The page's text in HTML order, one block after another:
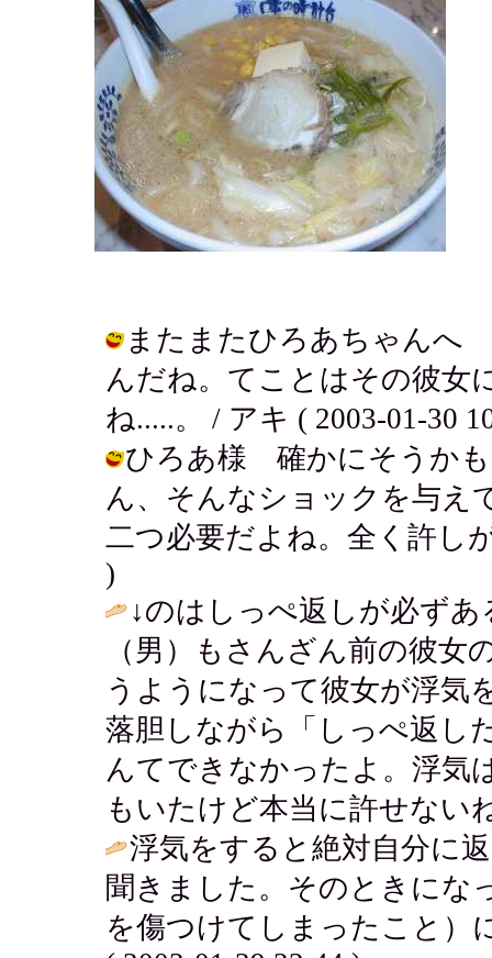
またまたひろあちゃんへ
んだね。てことはその彼女
ね.....。 / アキ ( 2003-01-30
ひろあ様 確かにそうかも
ん、そんなショックを与え
二つ必要だよね。全く許し
)
↓のはしっぺ返しが必ず
（男）もさんざん前の彼女
うようになって彼女が浮気
落胆しながら「しっぺ返し
んてできなかったよ。浮気
もいたけど本当に許せない
浮気をすると絶対自分に
聞きました。そのときにな
を傷つけてしまったこと）